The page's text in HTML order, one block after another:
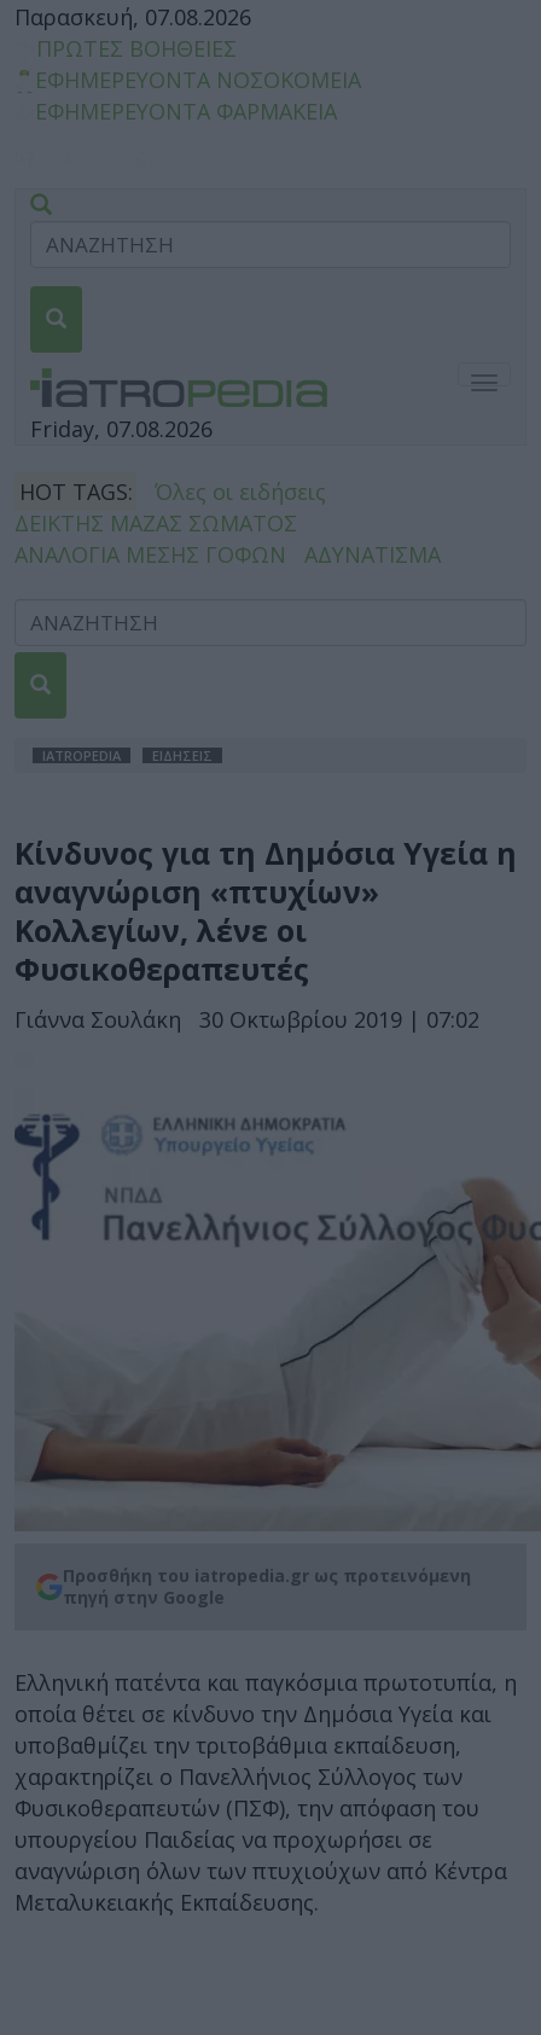
Παρασκευή, 07.08.2026
ΠΡΩΤΕΣ ΒΟΗΘΕΙΕΣ
ΕΦΗΜΕΡΕΥΟΝΤΑ ΝΟΣΟΚΟΜΕΙΑ
ΕΦΗΜΕΡΕΥΟΝΤΑ ΦΑΡΜΑΚΕΙΑ
Friday, 07.08.2026
HOT TAGS:
Όλες οι ειδήσεις
ΔΕΙΚΤΗΣ ΜΑΖΑΣ ΣΩΜΑΤΟΣ
ΑΝΑΛΟΓΙΑ ΜΕΣΗΣ ΓΟΦΩΝ
ΑΔΥΝΑΤΙΣΜΑ
IATROPEDIA ΕΙΔΗΣΕΙΣ
Κίνδυνος για τη Δημόσια Υγεία η
αναγνώριση «πτυχίων»
Κολλεγίων, λένε οι
Φυσικοθεραπευτές
Γιάννα Σουλάκη 30 Οκτωβρίου 2019 | 07:02
Προσθήκη του iatropedia.gr ως προτεινόμενη
πηγή στην Google
Ελληνική πατέντα και παγκόσμια πρωτοτυπία, η
οποία θέτει σε κίνδυνο την Δημόσια Υγεία και
υποβαθμίζει την τριτοβάθμια εκπαίδευση,
χαρακτηρίζει ο Πανελλήνιος Σύλλογος των
Φυσικοθεραπευτών (ΠΣΦ), την απόφαση του
υπουργείου Παιδείας να προχωρήσει σε
αναγνώριση όλων των πτυχιούχων από Κέντρα
Μεταλυκειακής Εκπαίδευσης.